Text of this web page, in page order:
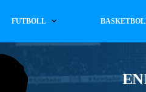
FUTBOLL